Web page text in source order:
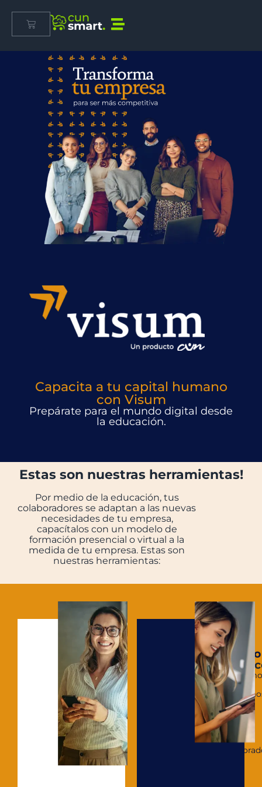
Capacita a tu capital humano
con Visum
Prepárate para el mundo digital desde
la educación.
Estas son nuestras herramientas!
Por medio de la educación, tus
colaboradores se adaptan a las nuevas
necesidades de tu empresa,
capacítalos con un modelo de
formación presencial o virtual a la
medida de tu empresa. Estas son
nuestras herramientas:
Diseño
y
lo
que
tú
y
tus